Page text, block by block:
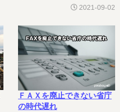
2021-09-02
ＦＡＸを廃止できない省庁
の時代遅れ